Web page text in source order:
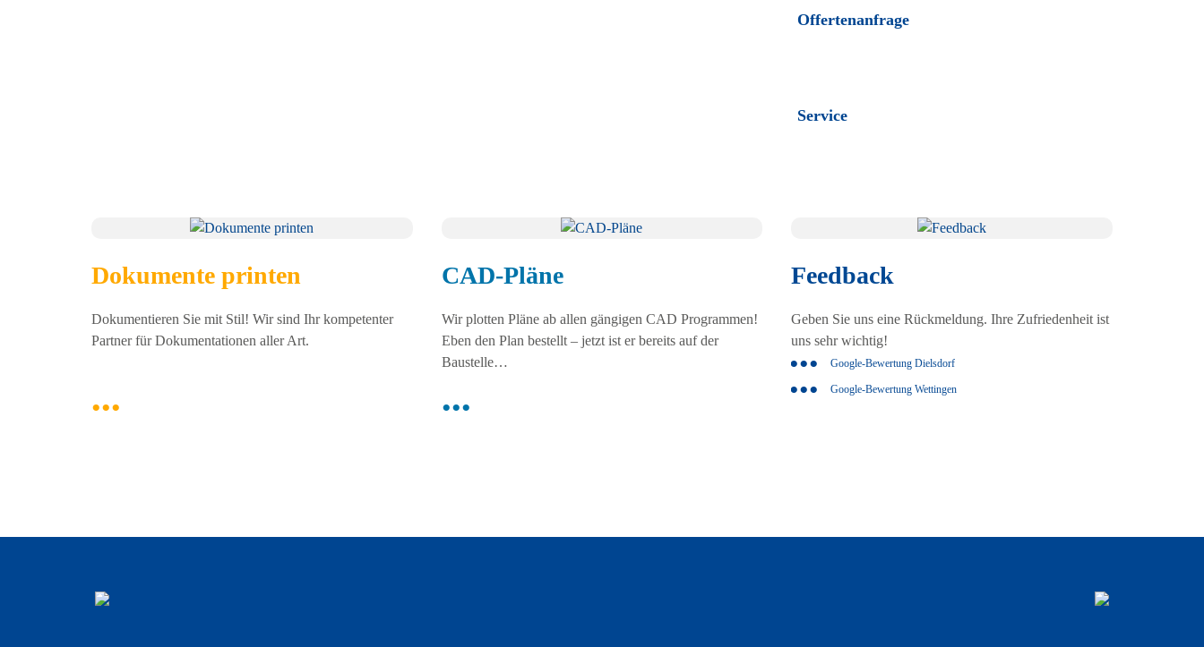
Offertenanfrage
Service
Dokumente printen
Dokumentieren Sie mit Stil! Wir sind Ihr kompetenter
Partner für Dokumentationen aller Art.
CAD-Pläne
Wir plotten Pläne ab allen gängigen CAD Programmen!
Eben den Plan bestellt – jetzt ist er bereits auf der
Baustelle…
Feedback
Geben Sie uns eine Rückmeldung. Ihre Zufriedenheit ist
uns sehr wichtig!
Google-Bewertung Dielsdorf
Google-Bewertung Wettingen